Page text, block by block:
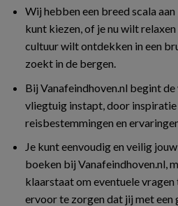
Wij hebben een breed scala
kunt kiezen, of je nu wilt
cultuur wilt ontdekken in een
zoekt in de bergen.
Bij Vanafeindhoven.nl begint
vliegtuig instapt, door
reisbestemmingen en
Je kunt eenvoudig en veilig
boeken bij Vanafeindhoven.nl,
klaarstaat om eventuele
ervoor te zorgen dat jij met een